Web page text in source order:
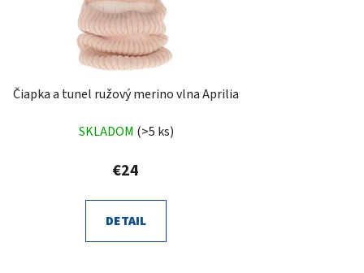
Čiapka a tunel ružový merino vlna Aprilia
SKLADOM (>5 ks)
€24
DETAIL